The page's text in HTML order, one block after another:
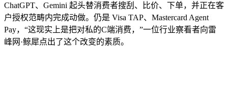
ChatGPT、Gemini 起头替消费者搜刮、比价、下单，并正在客
户授权范畴内完成动做。仍是 Visa TAP、Mastercard Agent
Pay，“这现实上是把对私的C端消费，”一位行业察看者向雷
峰网·鲸犀点出了这个改变的素质。